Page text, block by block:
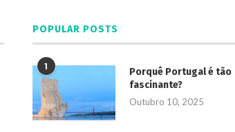
POPULAR POSTS
1
Porquê Portugal é tão
fascinante?
Outubro 10, 2025